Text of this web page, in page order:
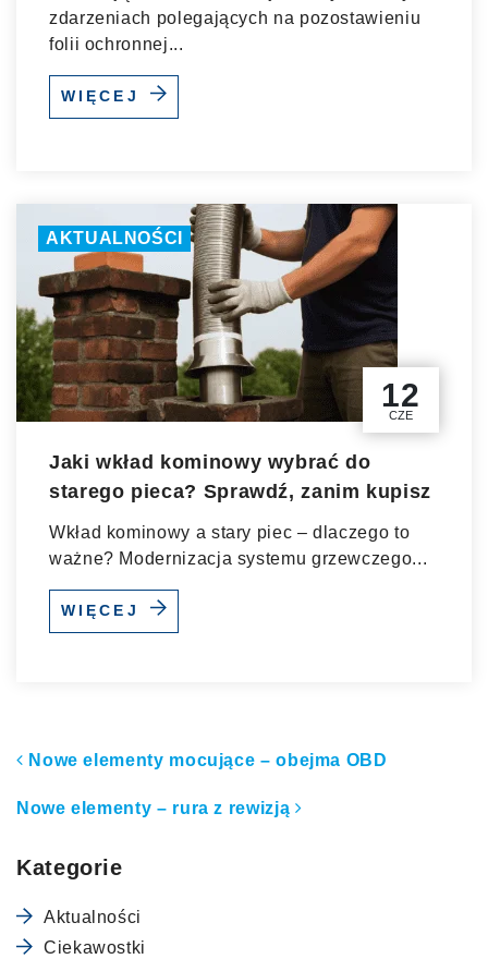
zdarzeniach polegających na pozostawieniu
folii ochronnej...
WIĘCEJ
AKTUALNOŚCI
12
CZE
Jaki wkład kominowy wybrać do
starego pieca? Sprawdź, zanim kupisz
Wkład kominowy a stary piec – dlaczego to
ważne? Modernizacja systemu grzewczego...
WIĘCEJ
Nawigacja po artykułach
Nowe elementy mocujące – obejma OBD
Nowe elementy – rura z rewizją
Kategorie
Aktualności
Ciekawostki